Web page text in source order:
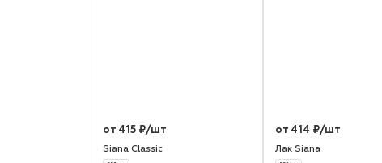
от 415 ₽/шт
Siana Classic
от 414 ₽/шт
Лак Siana